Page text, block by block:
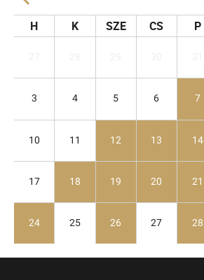
H K SZE CS P
3 4 5 6 7
10 11 12 13 14
17 18 19 20 21
24 25 26 27 28